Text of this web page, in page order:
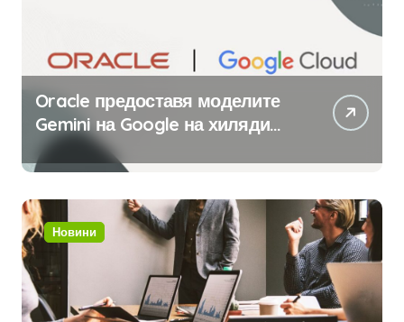
Oracle предоставя моделите
Gemini на Google на хиляди
клиенти на бизнес
приложения
Новини